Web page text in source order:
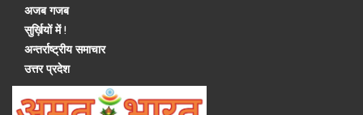
अजब गजब
सुर्ख़ियों में !
अन्तर्राष्ट्रीय समाचार
उत्तर प्रदेश